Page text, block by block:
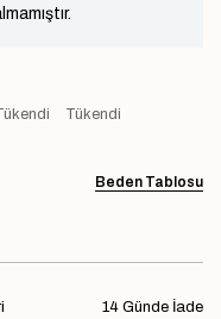
Tükendi
Beden Tablosu
14 Günde İade